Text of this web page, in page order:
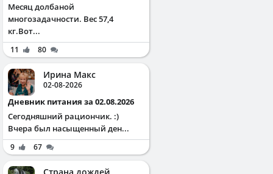
Месяц долбаной
многозадачности. Вес 57,4
кг.Вот...
11 80
Ирина Макс
02-08-2026
Дневник питания за 02.08.2026
Сегодняшний рациончик. :)
Вчера был насыщенный ден...
9 67